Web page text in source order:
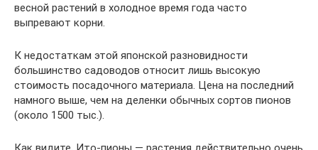
весной растений в холодное время года часто
выпревают корни.
К недостаткам этой японской разновидности
большинство садоводов относит лишь высокую
стоимость посадочного материала. Цена на последний
намного выше, чем на деленки обычных сортов пионов
(около 1500 тыс.).